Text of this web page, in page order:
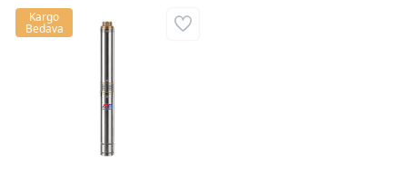
Kargo
Bedava